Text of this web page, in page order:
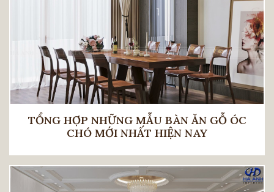
TỔNG HỢP NHỮNG MẪU BÀN ĂN GỖ ÓC
CHÓ MỚI NHẤT HIỆN NAY